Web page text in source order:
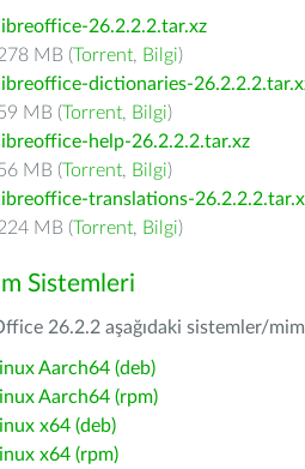
libreoffice-26.2.2.2.tar.xz
MB (Torrent, Bilgi)
libreoffice-dictionaries-
MB (Torrent, Bilgi)
libreoffice-help-26.2.2.2.tar.xz
MB (Torrent, Bilgi)
libreoffice-translations-
MB (Torrent, Bilgi)
Sistemleri
26.2.2 aşağıdaki sistemler/
Aarch64 (deb)
Aarch64 (rpm)
x64 (deb)
x64 (rpm)